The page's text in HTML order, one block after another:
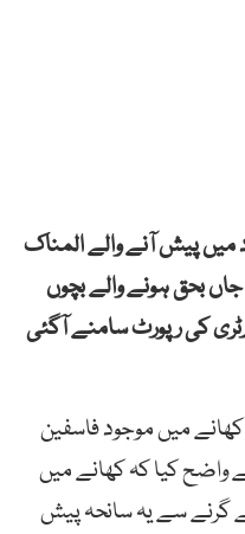
میں پیش آنے والے المناک
بحق ہونے والے بچوں
کی رپورٹ سامنے آگئی
میں موجود فاسفین
واضح کیا کہ کھانے میں
گرنے سے یہ سانحہ پیش